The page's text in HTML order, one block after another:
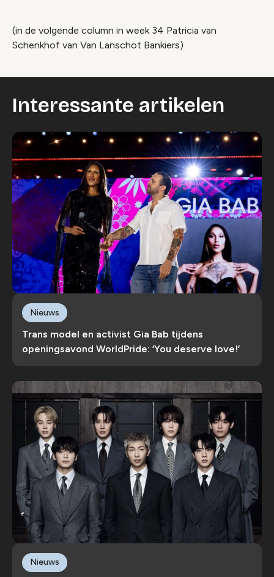
(in de volgende column in week 34 Patricia van
Schenkhof van Van Lanschot Bankiers)
Interessante artikelen
Trans model en activist Gia Bab tijdens
openingsavond WorldPride: ‘You deserve love!’
Nieuws
Nieuws